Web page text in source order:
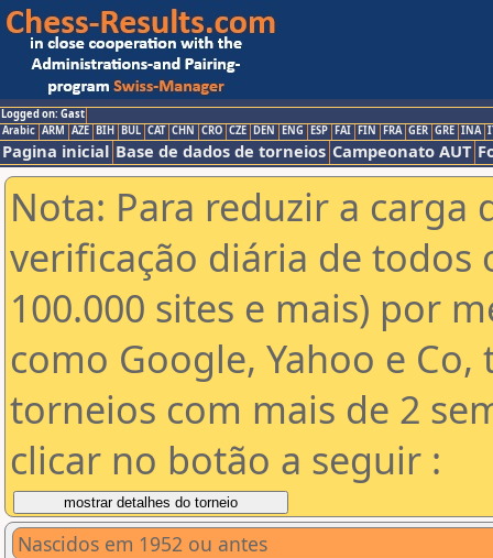
Logged on: Gast
Arabic ARM AZE BIH BUL CAT CHN CRO CZE DEN ENG ESP FAI FIN FRA GER GRE INA
Pagina inicial Base de dados de torneios Campeonato AUT
Nota: Para reduzir a carga
verificação diária de todos
100.000 sites e mais) por
como Google, Yahoo e
torneios com mais de 2
clicar no botão a seguir :
Nascidos em 1952 ou antes